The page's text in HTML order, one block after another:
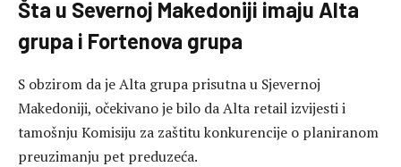
Šta u Severnoj Makedoniji imaju Alta
grupa i Fortenova grupa
S obzirom da je Alta grupa prisutna u Sjevernoj
Makedoniji, očekivano je bilo da Alta retail izvijesti i
tamošnju Komisiju za zaštitu konkurencije o planiranom
preuzimanju pet preduzeća.